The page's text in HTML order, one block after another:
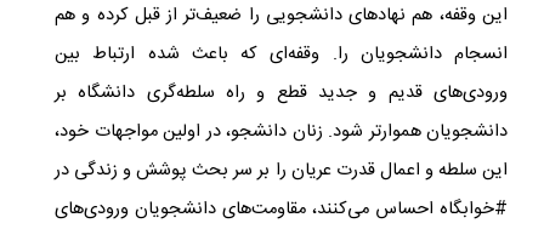
این وقفه، هم نهادهای دانشجویی را ضعیفتر از قبل کرده و هم
انسجام دانشجویان را. وقفه‌ای که باعث شده ارتباط بین
ورودی‌های قدیم و جدید قطع و راه سلطه‌گری دانشگاه بر
دانشجویان هموارتر شود. زنان دانشجو، در اولین مواجهات خود،
این سلطه و اعمال قدرت عریان را بر سر بحث پوشش و زندگی در
#خوابگاه احساس می‌کنند، مقاومت‌های دانشجویان ورودی‌های